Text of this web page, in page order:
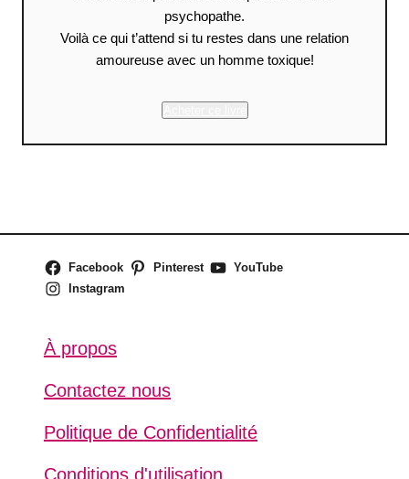
psychopathe.
Voilà ce qui t’attend si tu restes dans une relation
amoureuse avec un homme toxique!
Facebook Pinterest
YouTube
Instagram
À propos
Contactez nous
Politique de Confidentialité
Conditions d'utilisation